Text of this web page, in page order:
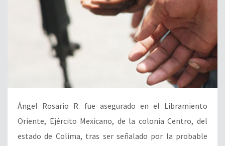
Ángel Rosario R. fue asegurado en el Libramiento
Oriente, Ejército Mexicano, de la colonia Centro, del
estado de Colima, tras ser señalado por la probable